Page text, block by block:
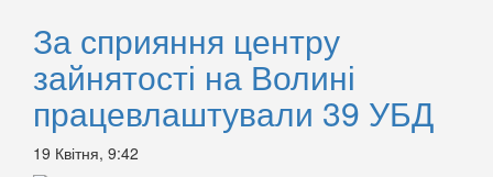
За сприяння центру
зайнятості на Волині
працевлаштували 39 УБД
19 Квітня, 9:42